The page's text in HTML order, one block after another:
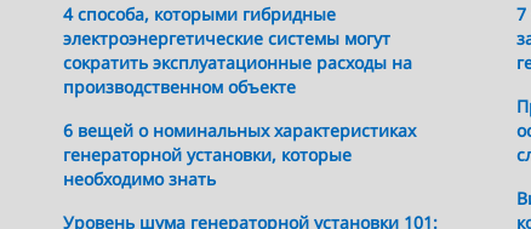
4 способа, которыми гибридные
электроэнергетические системы могут
сократить эксплуатационные расходы на
производственном объекте
6 вещей о номинальных характеристиках
генераторной установки, которые
необходимо знать
Уровень шума генераторной установки 101:
7